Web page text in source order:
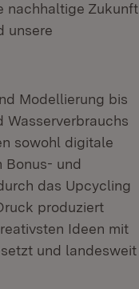
nachhaltige Zukunft
unsere
Modellierung bis
Wasserverbrauchs
sowohl digitale
Bonus- und
das Upcycling
produziert
Ideen mit
und landesweit